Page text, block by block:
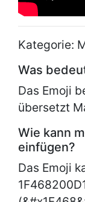
Kategorie:
Was
Das Emoji
übersetzt
Wie kann
einfügen?
Das Emoji